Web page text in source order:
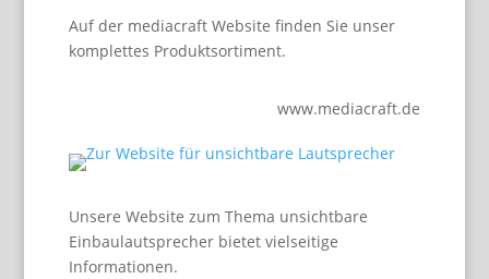
Auf der mediacraft Website finden Sie unser
komplettes Produktsortiment.
www.mediacraft.de
Unsere Website zum Thema unsichtbare
Einbaulautsprecher bietet vielseitige
Informationen.